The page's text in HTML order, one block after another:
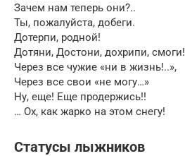
Зачем нам теперь они?..
Ты, пожалуйста, добеги.
Дотерпи, родной!
Дотяни, Достони, дохрипи, смоги!
Через все чужие «ни в жизнь!..»,
Через все свои «не могу…»
Ну, еще! Еще продержись!!
… Ох, как жарко на этом снегу!
Статусы лыжников